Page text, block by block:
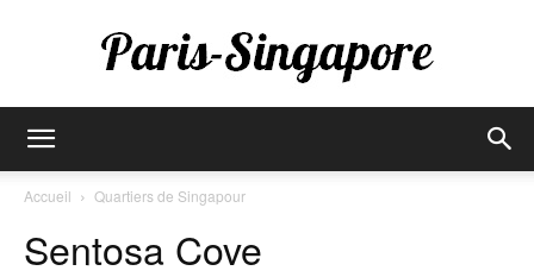
Accueil Quartiers de Singapour
Sentosa Cove